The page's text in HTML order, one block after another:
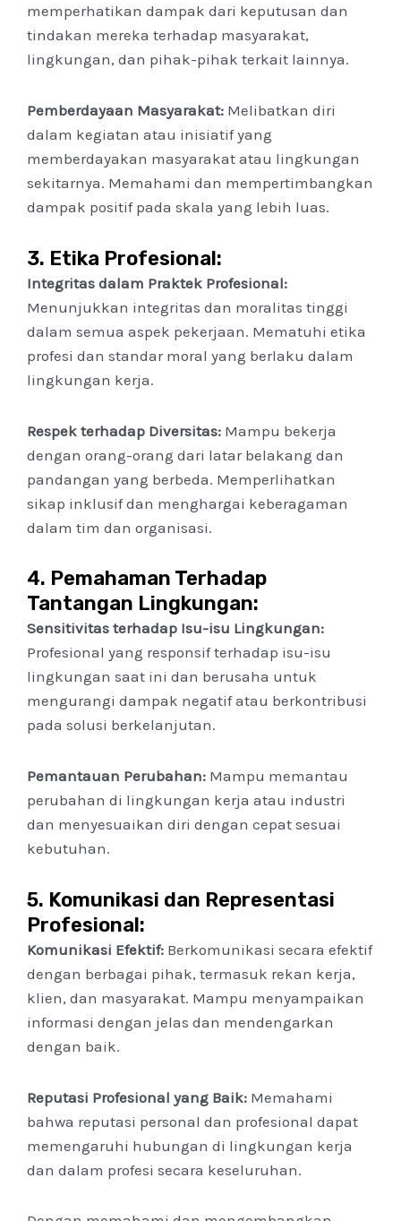
memperhatikan dampak dari keputusan dan
tindakan mereka terhadap masyarakat,
lingkungan, dan pihak-pihak terkait lainnya.
Pemberdayaan Masyarakat: Melibatkan diri
dalam kegiatan atau inisiatif yang
memberdayakan masyarakat atau lingkungan
sekitarnya. Memahami dan mempertimbangkan
dampak positif pada skala yang lebih luas.
3. Etika Profesional:
Integritas dalam Praktek Profesional:
Menunjukkan integritas dan moralitas tinggi
dalam semua aspek pekerjaan. Mematuhi etika
profesi dan standar moral yang berlaku dalam
lingkungan kerja.
Respek terhadap Diversitas: Mampu bekerja
dengan orang-orang dari latar belakang dan
pandangan yang berbeda. Memperlihatkan
sikap inklusif dan menghargai keberagaman
dalam tim dan organisasi.
4. Pemahaman Terhadap
Tantangan Lingkungan:
Sensitivitas terhadap Isu-isu Lingkungan:
Profesional yang responsif terhadap isu-isu
lingkungan saat ini dan berusaha untuk
mengurangi dampak negatif atau berkontribusi
pada solusi berkelanjutan.
Pemantauan Perubahan: Mampu memantau
perubahan di lingkungan kerja atau industri
dan menyesuaikan diri dengan cepat sesuai
kebutuhan.
5. Komunikasi dan Representasi
Profesional:
Komunikasi Efektif: Berkomunikasi secara efektif
dengan berbagai pihak, termasuk rekan kerja,
klien, dan masyarakat. Mampu menyampaikan
informasi dengan jelas dan mendengarkan
dengan baik.
Reputasi Profesional yang Baik: Memahami
bahwa reputasi personal dan profesional dapat
memengaruhi hubungan di lingkungan kerja
dan dalam profesi secara keseluruhan.